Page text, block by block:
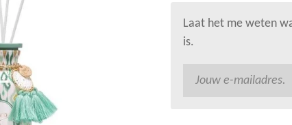
Laat het me weten
is.